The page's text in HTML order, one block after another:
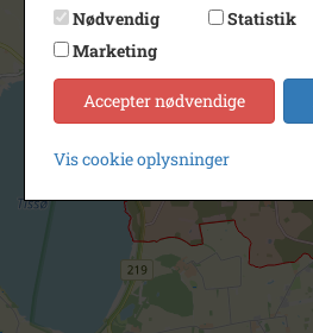
Nødvendig
Statistik
Marketing
Accepter nødvendige
Vis cookie oplysninger